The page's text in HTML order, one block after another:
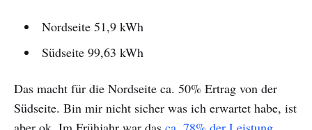
Nordseite 51,9 kWh
Südseite 99,63 kWh
Das macht für die Nordseite ca. 50% Ertrag von der
Südseite. Bin mir nicht sicher was ich erwartet habe, ist